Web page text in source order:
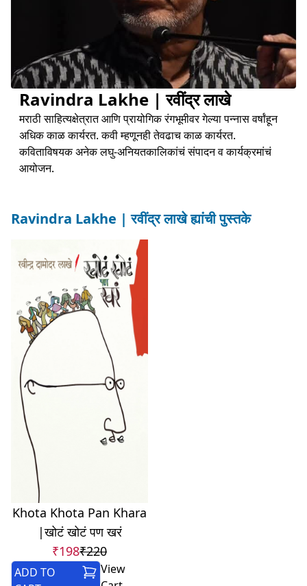
Ravindra Lakhe | रवींद्र लाखे
मराठी साहित्यक्षेत्रात आणि प्रायोगिक रंगभूमीवर गेल्या पन्नास वर्षांहून
अधिक काळ कार्यरत. कवी म्हणूनही तेवढाच काळ कार्यरत.
कविताविषयक अनेक लघु-अनियतकालिकांचं संपादन व कार्यक्रमांचं
आयोजन.
Ravindra Lakhe | रवींद्र लाखे ह्यांची पुस्तके
Khota Khota Pan Khara
|खोटं खोटं पण खरं
₹198₹220
ADD TO
View